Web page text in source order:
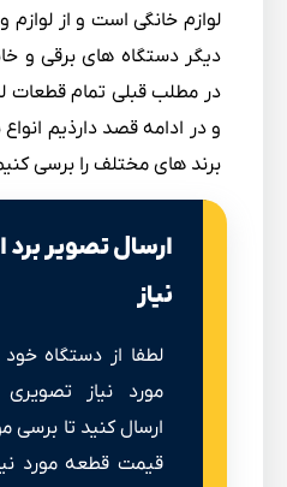
لوازم خانگی است و از
دیگر دستگاه های برقی و
در مطلب قبلی تمام قطعات
و در ادامه قصد دارذیم انواع
برند های مختلف را برسی
ارسال تصویر برد
نیاز
لطفا از دستگاه
مورد نیاز تصویری
ارسال کنید تا برسی
قیمت قطعه مورد